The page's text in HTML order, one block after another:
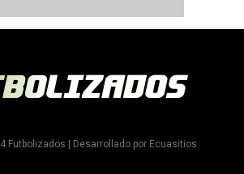
Futbolizados | Desarrollado por Ecuasitios